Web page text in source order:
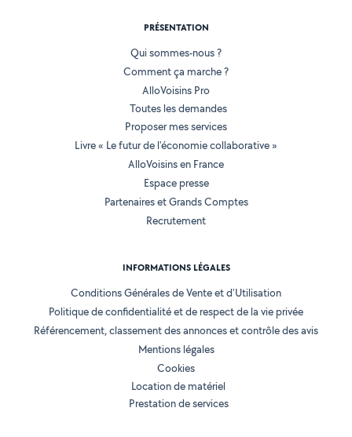
PRÉSENTATION
Qui sommes-nous ?
Comment ça marche ?
AlloVoisins Pro
Toutes les demandes
Proposer mes services
Livre « Le futur de l'économie collaborative »
AlloVoisins en France
Espace presse
Partenaires et Grands Comptes
Recrutement
INFORMATIONS LÉGALES
Conditions Générales de Vente et d'Utilisation
Politique de confidentialité et de respect de la vie privée
Référencement, classement des annonces et contrôle des avis
Mentions légales
Cookies
Location de matériel
Prestation de services